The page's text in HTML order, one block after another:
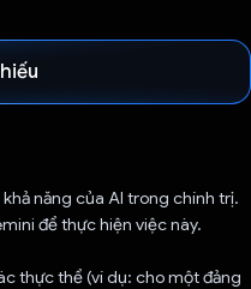
năng của AI trong chính trị.
để thực hiện việc này.
thực thể (ví dụ: cho một đảng